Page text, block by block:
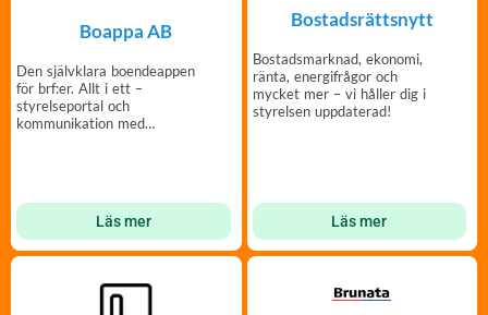
Boappa AB
Den självklara boendeappen
för brf:er. Allt i ett –
styrelseportal och
kommunikation med
Läs mer
Bostadsrättsnytt
Bostadsmarknad, ekonomi,
ränta, energifrågor och
mycket mer – vi håller dig i
styrelsen uppdaterad!
Läs mer